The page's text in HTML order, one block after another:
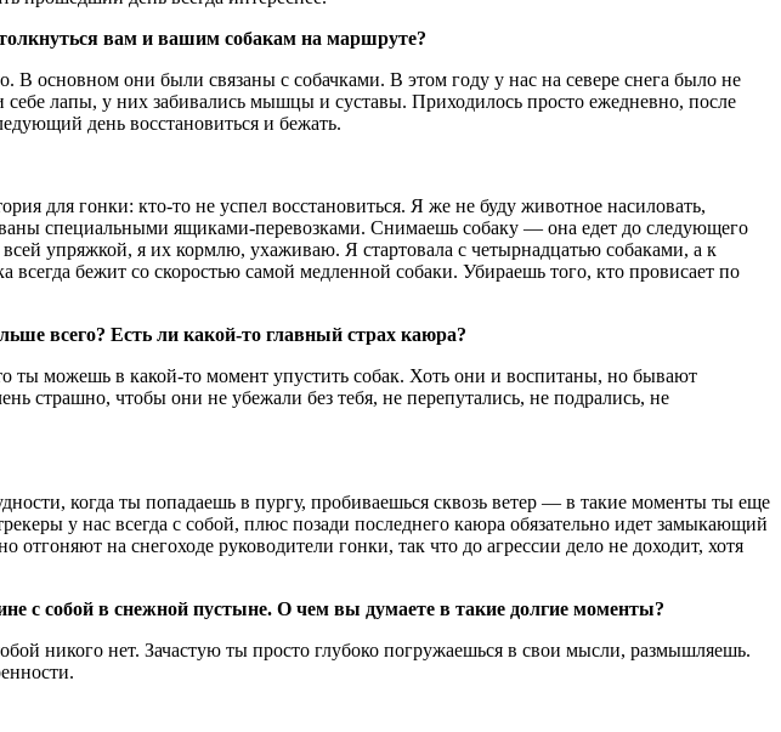
вам и вашим собакам на маршруте?
основном они были связаны с собачками. В этом году у нас на севере снега было не
лапы, у них забивались мышцы и суставы. Приходилось просто ежедневно, после
день восстановиться и бежать.
для гонки: кто-то не успел восстановиться. Я же не буду животное насиловать,
специальными ящиками-перевозками. Снимаешь собаку — она едет до следующего
упряжкой, я их кормлю, ухаживаю. Я стартовала с четырнадцатью собаками, а к
бежит со скоростью самой медленной собаки. Убираешь того, кто провисает по
всего? Есть ли какой-то главный страх каюра?
ты можешь в какой-то момент упустить собак. Хоть они и воспитаны, но бывают
страшно, чтобы они не убежали без тебя, не перепутались, не подрались, не
когда ты попадаешь в пургу, пробиваешься сквозь ветер — в такие моменты ты еще
у нас всегда с собой, плюс позади последнего каюра обязательно идет замыкающий
на снегоходе руководители гонки, так что до агрессии дело не доходит, хотя
с собой в снежной пустыне. О чем вы думаете в такие долгие моменты?
никого нет. Зачастую ты просто глубоко погружаешься в свои мысли, размышляешь.